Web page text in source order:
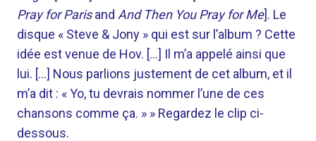
Pray for Parisand And Then You Pray for Me]. Le
disque « Steve & Jony » qui est sur l’album ? Cette
idée est venue de Hov. […] Il m’a appelé ainsi que
lui. […] Nous parlions justement de cet album, et il
m’a dit : « Yo, tu devrais nommer l’une de ces
chansons comme ça. » » Regardez le clip ci-
dessous.